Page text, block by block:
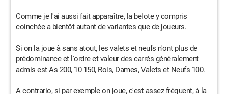
Comme je l'ai aussi fait apparaître, la belote y compris
coinchée a bientôt autant de variantes que de joueurs.
Si on la joue à sans atout, les valets et neufs n'ont plus de
prédominance et l'ordre et valeur des carrés généralement
admis est As 200, 10 150, Rois, Dames, Valets et Neufs 100.
A contrario, si par exemple on joue, c'est assez fréquent, à la